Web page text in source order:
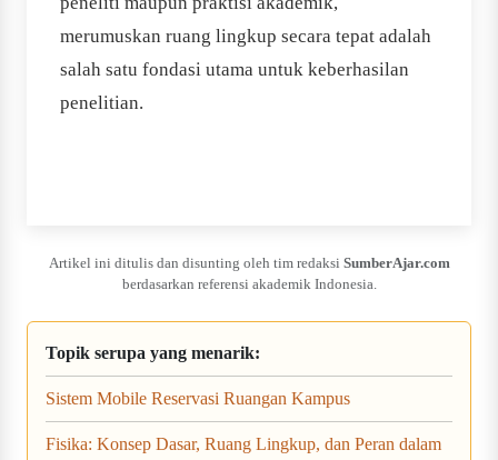
merumuskan ruang lingkup secara tepat adalah
salah satu fondasi utama untuk keberhasilan
penelitian.
Artikel ini ditulis dan disunting oleh tim redaksi SumberAjar.com
berdasarkan referensi akademik Indonesia.
Topik serupa yang menarik:
Sistem Mobile Reservasi Ruangan Kampus
Fisika: Konsep Dasar, Ruang Lingkup, dan Peran dalam